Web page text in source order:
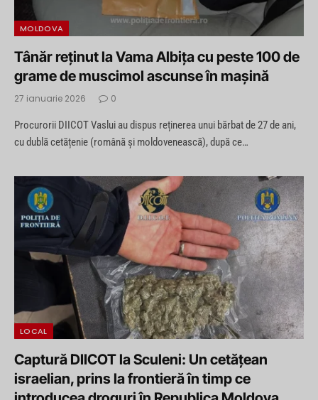
MOLDOVA
Tânăr reținut la Vama Albița cu peste 100 de
grame de muscimol ascunse în mașină
27 ianuarie 2026 0
Procurorii DIICOT Vaslui au dispus reținerea unui bărbat de 27 de ani,
cu dublă cetățenie (română și moldovenească), după ce…
LOCAL
Captură DIICOT la Sculeni: Un cetățean
israelian, prins la frontieră în timp ce